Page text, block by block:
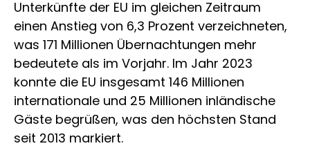
Unterkünfte der EU im gleichen Zeitraum
einen Anstieg von 6,3 Prozent verzeichneten,
was 171 Millionen Übernachtungen mehr
bedeutete als im Vorjahr. Im Jahr 2023
konnte die EU insgesamt 146 Millionen
internationale und 25 Millionen inländische
Gäste begrüßen, was den höchsten Stand
seit 2013 markiert.